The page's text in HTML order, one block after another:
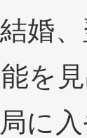
婚
を
に